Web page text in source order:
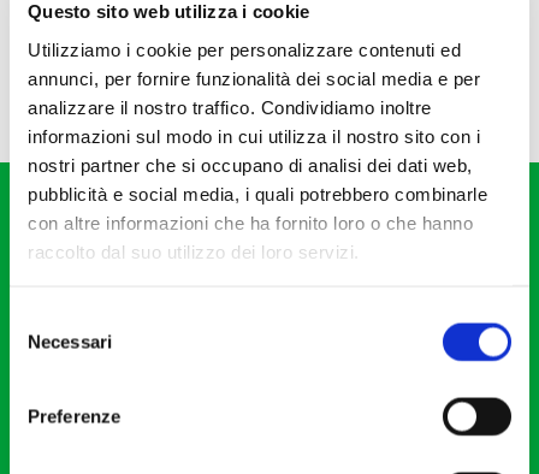
Questo sito web utilizza i cookie
Utilizziamo i cookie per personalizzare contenuti ed
annunci, per fornire funzionalità dei social media e per
analizzare il nostro traffico. Condividiamo inoltre
informazioni sul modo in cui utilizza il nostro sito con i
nostri partner che si occupano di analisi dei dati web,
pubblicità e social media, i quali potrebbero combinarle
con altre informazioni che ha fornito loro o che hanno
raccolto dal suo utilizzo dei loro servizi.
delNecessari
Preferenze
Fondazione I Pomeriggi Musicali
Partita Iva 04410060158